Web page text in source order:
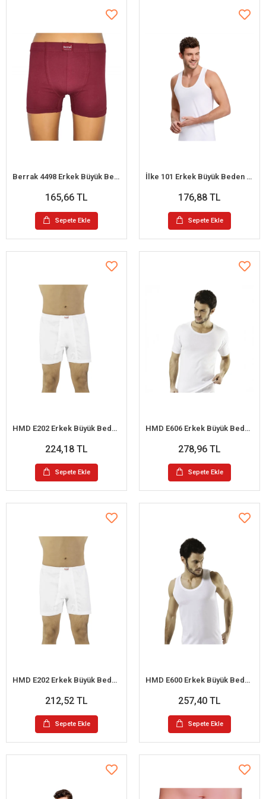
Berrak 4498 Erkek Büyük Beden Renkli Boxer
165,66 TL
Sepete Ekle
İlke 101 Erkek Büyük Beden Askılı Atlet 2XL
176,88 TL
Sepete Ekle
HMD E202 Erkek Büyük Beden Süprem Paçalı Külot 3XL
224,18 TL
Sepete Ekle
HMD E606 Erkek Büyük Beden U-Yaka Kısa Kollu Atlet XXL
278,96 TL
Sepete Ekle
HMD E202 Erkek Büyük Beden Süprem Paçalı Külot XXL
212,52 TL
Sepete Ekle
HMD E600 Erkek Büyük Beden Süprem Askılı Atlet 3XL
257,40 TL
Sepete Ekle